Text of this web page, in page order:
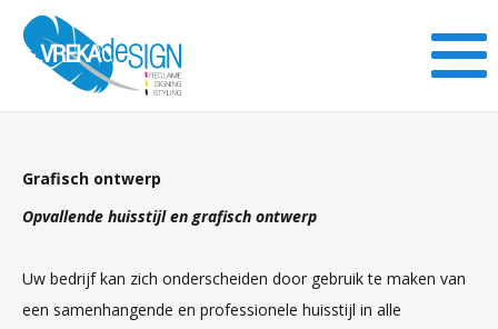
Grafisch ontwerp
Opvallende huisstijl en grafisch ontwerp
Uw bedrijf kan zich onderscheiden door gebruik te maken van
een samenhangende en professionele huisstijl in alle